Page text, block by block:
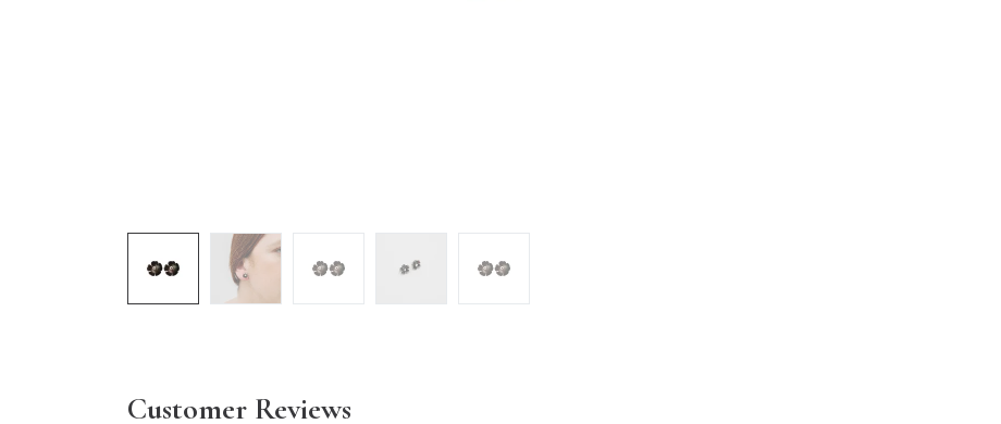
Customer Reviews